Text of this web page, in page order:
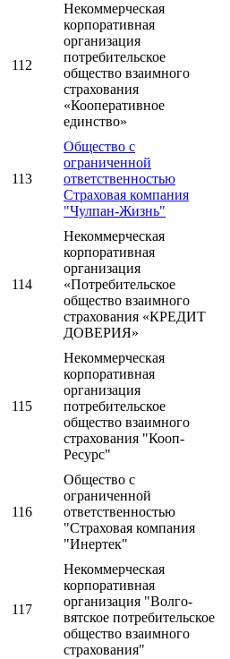
112
Некоммерческая
корпоративная
организация
потребительское
общество взаимного
страхования
«Кооперативное
единство»
113
Общество с
ограниченной
ответственностью
Страховая компания
"Чулпан-Жизнь"
114
Некоммерческая
корпоративная
организация
«Потребительское
общество взаимного
страхования «КРЕДИТ
ДОВЕРИЯ»
115
Некоммерческая
корпоративная
организация
потребительское
общество взаимного
страхования "Кооп-
Ресурс"
116
Общество с
ограниченной
ответственностью
"Страховая компания
"Инертек"
117
Некоммерческая
корпоративная
организация "Волго-
вятское потребительское
общество взаимного
страхования"